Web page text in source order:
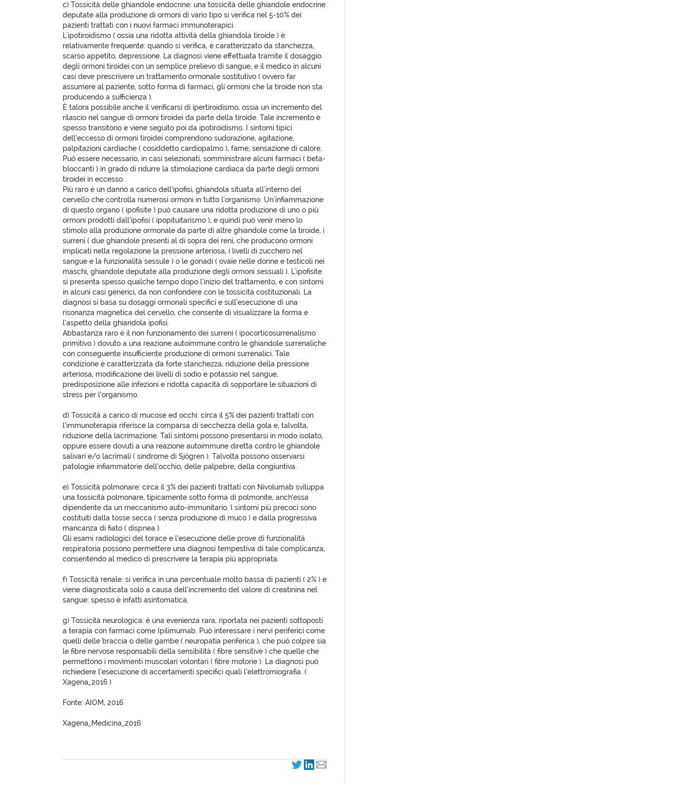
c) Tossicità delle ghiandole endocrine: una tossicità delle ghiandole endocrine
deputate alla produzione di ormoni di vario tipo si verifica nel 5-10% dei
pazienti trattati con i nuovi farmaci immunoterapici.
L'ipotiroidismo ( ossia una ridotta attività della ghiandola tiroide ) è
relativamente frequente: quando si verifica, è caratterizzato da stanchezza,
scarso appetito, depressione. La diagnosi viene effettuata tramite il dosaggio
degli ormoni tiroidei con un semplice prelievo di sangue, e il medico in alcuni
casi deve prescrivere un trattamento ormonale sostitutivo ( ovvero far
assumere al paziente, sotto forma di farmaci, gli ormoni che la tiroide non sta
producendo a sufficienza ).
È talora possibile anche il verificarsi di ipertiroidismo, ossia un incremento del
rilascio nel sangue di ormoni tiroidei da parte della tiroide. Tale incremento è
spesso transitorio e viene seguito poi da ipotiroidismo. I sintomi tipici
dell’eccesso di ormoni tiroidei comprendono sudorazione, agitazione,
palpitazioni cardiache ( cosiddetto cardiopalmo ), fame, sensazione di calore.
Può essere necessario, in casi selezionati, somministrare alcuni farmaci ( beta-
bloccanti ) in grado di ridurre la stimolazione cardiaca da parte degli ormoni
tiroidei in eccesso.
Più raro è un danno a carico dell’ipofisi, ghiandola situata all'interno del
cervello che controlla numerosi ormoni in tutto l’organismo. Un'infiammazione
di questo organo ( ipofisite ) può causare una ridotta produzione di uno o più
ormoni prodotti dall’ipofisi ( ipopituitarismo ), e quindi può venir meno lo
stimolo alla produzione ormonale da parte di altre ghiandole come la tiroide, i
surreni ( due ghiandole presenti al di sopra dei reni, che producono ormoni
implicati nella regolazione la pressione arteriosa, i livelli di zucchero nel
sangue e la funzionalità sessule ) o le gonadi ( ovaie nelle donne e testicoli nei
maschi, ghiandole deputate alla produzione degli ormoni sessuali ). L'ipofisite
si presenta spesso qualche tempo dopo l’inizio del trattamento, e con sintomi
in alcuni casi generici, da non confondere con le tossicità costituzionali. La
diagnosi si basa su dosaggi ormonali specifici e sull’esecuzione di una
risonanza magnetica del cervello, che consente di visualizzare la forma e
l’aspetto della ghiandola ipofisi.
Abbastanza raro è il non funzionamento dei surreni ( ipocorticosurrenalismo
primitivo ) dovuto a una reazione autoimmune contro le ghiandole surrenaliche
con conseguente insufficiente produzione di ormoni surrenalici. Tale
condizione è caratterizzata da forte stanchezza, riduzione della pressione
arteriosa, modificazione dei livelli di sodio e potassio nel sangue,
predisposizione alle infezioni e ridotta capacità di sopportare le situazioni di
stress per l’organismo.
d) Tossicità a carico di mucose ed occhi: circa il 5% dei pazienti trattati con
l’immunoterapia riferisce la comparsa di secchezza della gola e, talvolta,
riduzione della lacrimazione. Tali sintomi possono presentarsi in modo isolato,
oppure essere dovuti a una reazione autoimmune diretta contro le ghiandole
salivari e/o lacrimali ( sindrome di Sjögren ). Talvolta possono osservarsi
patologie infiammatorie dell’occhio, delle palpebre, della congiuntiva.
e) Tossicità polmonare: circa il 3% dei pazienti trattati con Nivolumab sviluppa
una tossicità polmonare, tipicamente sotto forma di polmonite, anch’essa
dipendente da un meccanismo auto-immunitario. I sintomi più precoci sono
costituiti dalla tosse secca ( senza produzione di muco ) e dalla progressiva
mancanza di fiato ( dispnea ).
Gli esami radiologici del torace e l’esecuzione delle prove di funzionalità
respiratoria possono permettere una diagnosi tempestiva di tale complicanza,
consentendo al medico di prescrivere la terapia più appropriata.
f) Tossicità renale: si verifica in una percentuale molto bassa di pazienti ( 2% ) e
viene diagnosticata solo a causa dell’incremento del valore di creatinina nel
sangue: spesso è infatti asintomatica.
g) Tossicità neurologica: è una evenienza rara, riportata nei pazienti sottoposti
a terapia con farmaci come Ipilimumab. Può interessare i nervi periferici come
quelli delle braccia o delle gambe ( neuropatia periferica ), che può colpire sia
le fibre nervose responsabili della sensibilità ( fibre sensitive ) che quelle che
permettono i movimenti muscolari volontari ( fibre motorie ). La diagnosi può
richiedere l’esecuzione di accertamenti specifici quali l’elettromiografia. (
Xagena_2016 )
Fonte: AIOM, 2016
Xagena_Medicina_2016